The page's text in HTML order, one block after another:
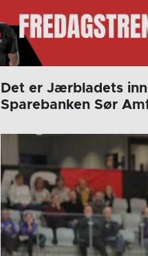
Det er Jærbladets
Sparebanken Sør